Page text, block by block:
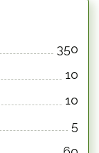
350
10
10
5